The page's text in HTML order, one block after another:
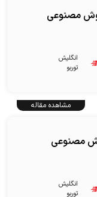
مصنوعی
انگلیش‌
توربو
مشاهده مقاله
مصنوعی
انگلیش‌
توربو